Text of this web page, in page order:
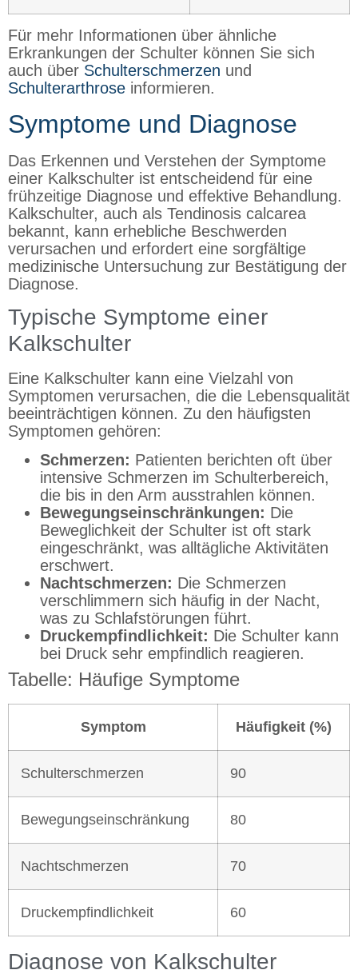
Für mehr Informationen über ähnliche
Erkrankungen der Schulter können Sie sich
auch über Schulterschmerzen und
Schulterarthrose informieren.
Symptome und Diagnose
Das Erkennen und Verstehen der Symptome
einer Kalkschulter ist entscheidend für eine
frühzeitige Diagnose und effektive Behandlung.
Kalkschulter, auch als Tendinosis calcarea
bekannt, kann erhebliche Beschwerden
verursachen und erfordert eine sorgfältige
medizinische Untersuchung zur Bestätigung der
Diagnose.
Typische Symptome einer
Kalkschulter
Eine Kalkschulter kann eine Vielzahl von
Symptomen verursachen, die die Lebensqualität
beeinträchtigen können. Zu den häufigsten
Symptomen gehören:
Schmerzen: Patienten berichten oft über
intensive Schmerzen im Schulterbereich,
die bis in den Arm ausstrahlen können.
Bewegungseinschränkungen: Die
Beweglichkeit der Schulter ist oft stark
eingeschränkt, was alltägliche Aktivitäten
erschwert.
Nachtschmerzen: Die Schmerzen
verschlimmern sich häufig in der Nacht,
was zu Schlafstörungen führt.
Druckempfindlichkeit: Die Schulter kann
bei Druck sehr empfindlich reagieren.
Tabelle: Häufige Symptome
Symptom Häufigkeit (%)
Schulterschmerzen 90
Bewegungseinschränkung 80
Nachtschmerzen 70
Druckempfindlichkeit 60
Diagnose von Kalkschulter